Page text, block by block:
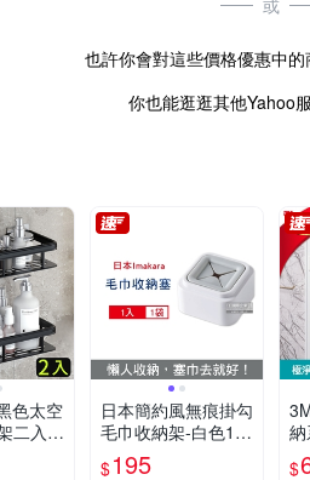
或
也許你會對這些價格優惠中的
你也能逛逛其他Yahoo
色太空
二入組
日本簡約風無痕掛勾
毛巾收納架-白色1
入/袋_每袋內附3M
$195 $